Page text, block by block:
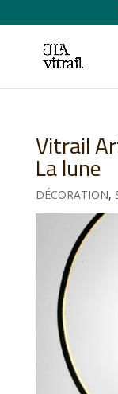
Vitrail
La lune
DÉCORATION,